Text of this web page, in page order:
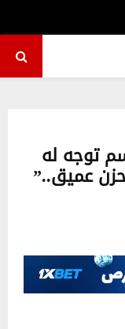
توجه له
عميق..”